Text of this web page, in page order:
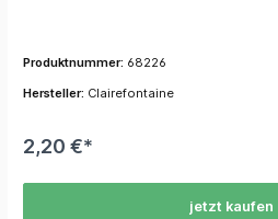
Produktnummer: 68226
Hersteller: Clairefontaine
2,20 €*
jetzt kaufen